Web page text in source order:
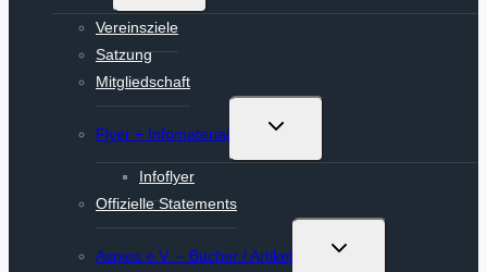
Vereinsziele
Satzung
Mitgliedschaft
Flyer + Infomaterial
Untermenü
Infoflyer
Offizielle Statements
Aspies e.V. – Bücher / Artikel
Untermenü